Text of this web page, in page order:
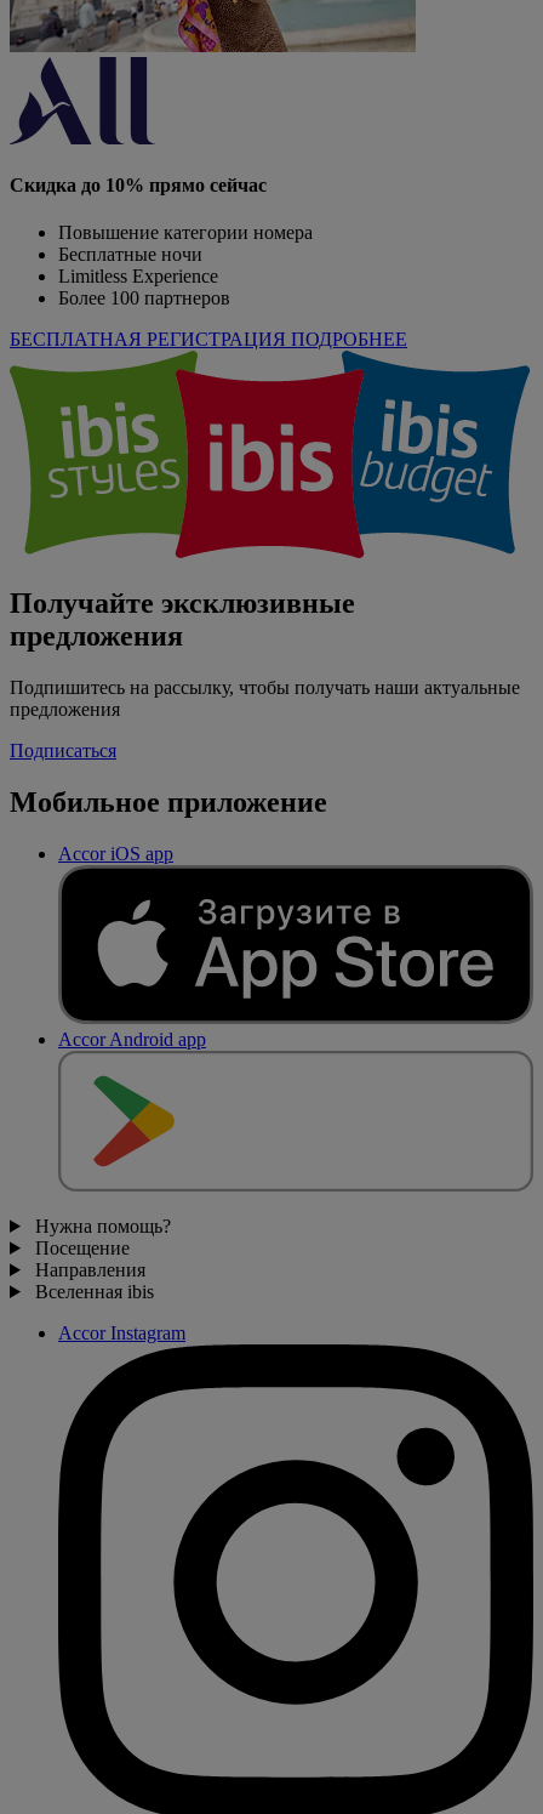
Скидка до 10% прямо сейчас
Повышение категории номера
Бесплатные ночи
Limitless Experience
Более 100 партнеров
БЕСПЛАТНАЯ РЕГИСТРАЦИЯ ПОДРОБНЕЕ
Получайте эксклюзивные
предложения
Подпишитесь на рассылку, чтобы получать наши актуальные
предложения
Подписаться
Мобильное приложение
Accor iOS app
Accor Android app
Нужна помощь?
Посещение
Направления
Вселенная ibis
Accor Instagram